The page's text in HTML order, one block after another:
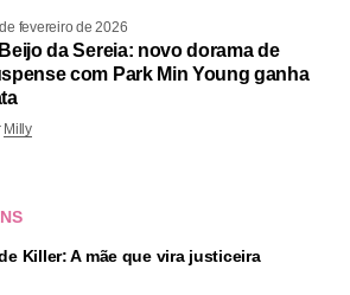
fevereiro de 2026
da Sereia: novo dorama de
com Park Min Young ganha
Milly
Killer: A mãe que vira justiceira